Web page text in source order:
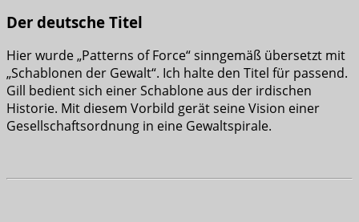
Der deutsche Titel
Hier wurde „Patterns of Force“ sinngemäß übersetzt mit
„Schablonen der Gewalt“. Ich halte den Titel für passend.
Gill bedient sich einer Schablone aus der irdischen
Historie. Mit diesem Vorbild gerät seine Vision einer
Gesellschaftsordnung in eine Gewaltspirale.